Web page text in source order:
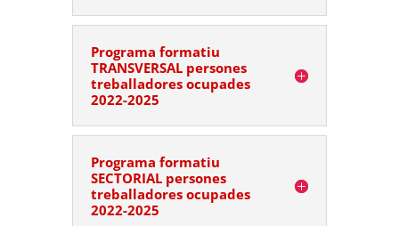
Programa formatiu
TRANSVERSAL persones
treballadores ocupades
2022-2025
Programa formatiu
SECTORIAL persones
treballadores ocupades
2022-2025